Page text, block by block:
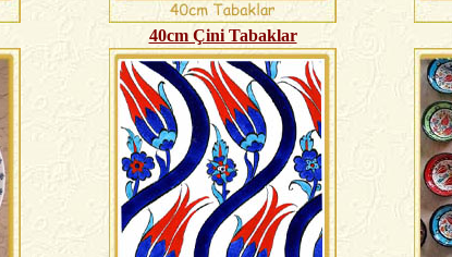
40cm Çini Tabaklar